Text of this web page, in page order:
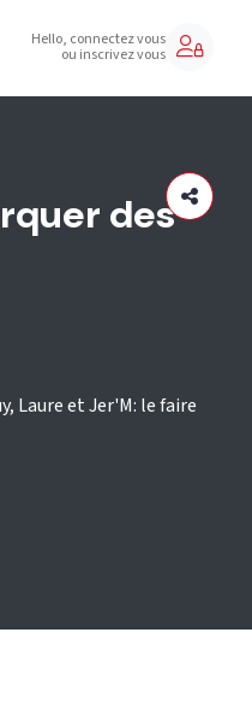
Hello, connectez vous
ou inscrivez vous
des
Laure et Jer'M: le faire